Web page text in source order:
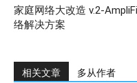
家庭网络大改造 v.2-
络解决方案
相关文章 多从作者